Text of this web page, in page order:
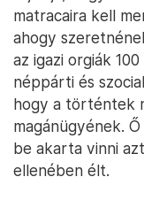
matracaira kell
ahogy
az igazi orgiák
néppárti és
hogy a történtek
magánügyének.
be akarta vinni
ellenében élt.